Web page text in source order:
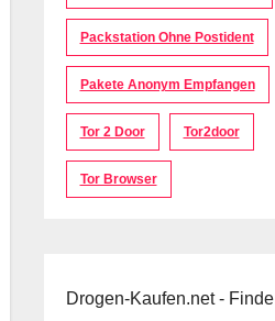
Packstation Ohne Postident
Pakete Anonym Empfangen
Tor 2 Door Tor2door
Tor Browser
Drogen-Kaufen.net - Finde